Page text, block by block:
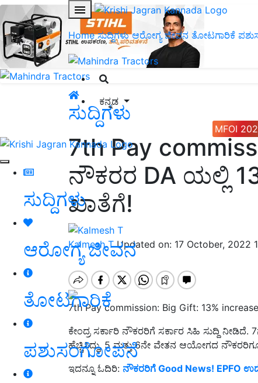
Home ಸುದ್ದಿಗಳು ಆರೋಗ್ಯ ಜೀವನ ತೋಟಗಾರಿಕೆ
ಕನ್ನಡ
MFOI
ಸುದ್ದಿಗಳು
ಆರೋಗ್ಯ ಜೀವನ
ತೋಟಗಾರಿಕೆ
ಪಶುಸಂಗೋಪನೆ
ಸುದ್ದಿಗಳು
7th Pay
ನೌಕರರ DA ಯಲ್ಲಿ
ಖಾತೆಗೆ!
Kalmesh TUpdated on: 17 October, 2022
7th Pay commission: Big Gift: 13%
ಕೇಂದ್ರ ಸರ್ಕಾರಿ ನೌಕರರಿಗೆ ಸರ್ಕಾರ ಸಿಹಿ ಸುದ್ದಿ ನೀಡಿದೆ.
ಹೆಚ್ಚಿಸಿದ್ದು, 5 ಮತ್ತು 6ನೇ ವೇತನ ಆಯೋಗದ
ಇದನ್ನೂ ಓದಿರಿ: ನೌಕರರಿಗೆ Good News! EPFO